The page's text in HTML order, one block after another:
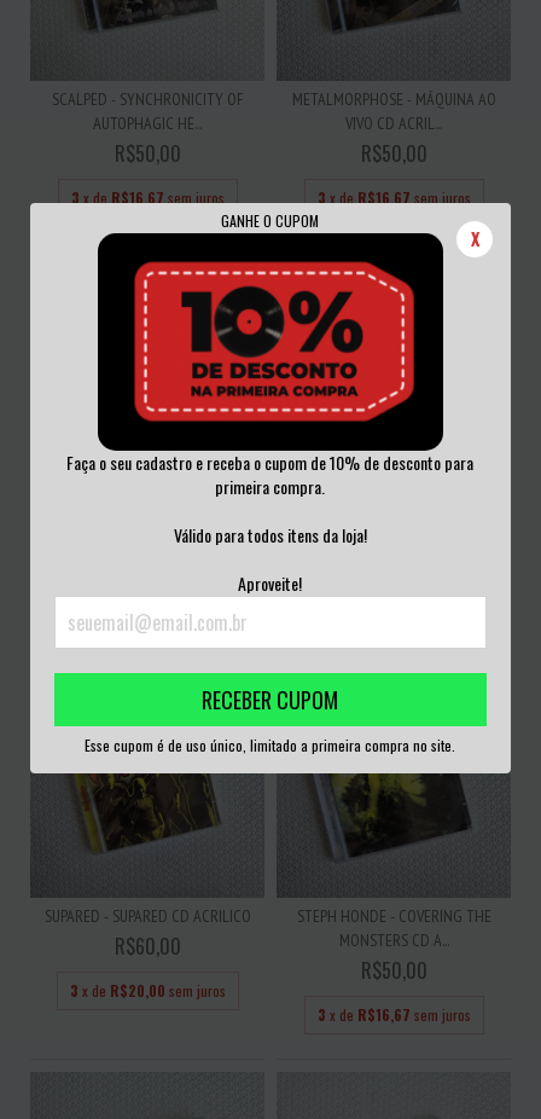
GANHE O CUPOM
X
Faça o seu cadastro e receba o cupom de 10% de desconto para
primeira compra.
Válido para todos itens da loja!
Aproveite!
RECEBER CUPOM
Esse cupom é de uso único, limitado a primeira compra no site.
SCALPED - SYNCHRONICITY OF
AUTOPHAGIC HE...
R$50,00
3 x de R$16,67 sem juros
METALMORPHOSE - MÁQUINA AO
VIVO CD ACRIL...
R$50,00
3 x de R$16,67 sem juros
ETERNITY CD ACRI...
SUPARED - SUPARED CD ACRILICO
R$60,00
3 x de R$20,00 sem juros
STEPH HONDE - COVERING THE
MONSTERS CD A...
R$50,00
3 x de R$16,67 sem juros